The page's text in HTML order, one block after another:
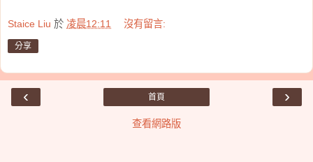
Staice Liu 於 凌晨12:11 沒有留言:
分享
‹ ›
首頁
查看網路版